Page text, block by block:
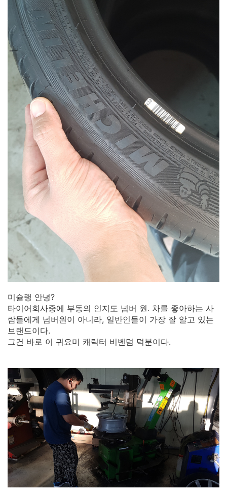
미슐랭 안녕?
타이어회사중에 부동의 인지도 넘버 원. 차를 좋아하는 사
람들에게 넘버원이 아니라, 일반인들이 가장 잘 알고 있는
브랜드이다.
그건 바로 이 귀요미 캐릭터 비벤덤 덕분이다.